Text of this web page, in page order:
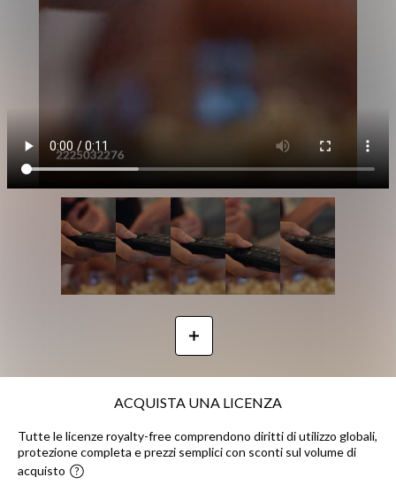
ACQUISTA UNA LICENZA
Tutte le licenze royalty-free comprendono diritti di utilizzo globali,
protezione completa e prezzi semplici con sconti sul volume di
acquisto